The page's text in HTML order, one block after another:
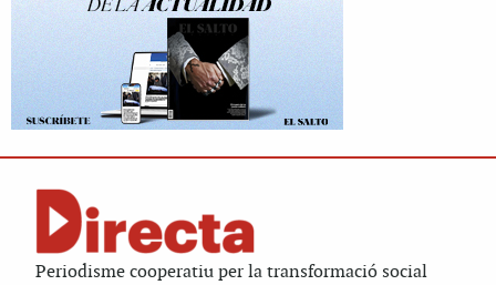
Periodisme cooperatiu per la transformació social